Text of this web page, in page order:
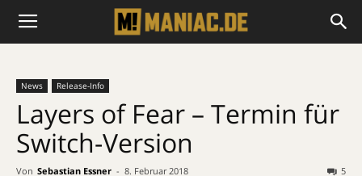
News Release-Info
Layers of Fear – Termin für
Switch-Version
Von Sebastian Essner - 8. Februar 2018 5